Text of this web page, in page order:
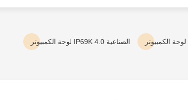
الصناعية 4.0 IP69K لوحة الكمبيوتر